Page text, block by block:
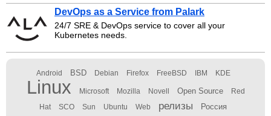
DevOps as a Service from Palark
24/7 SRE & DevOps service to cover all your
Kubernetes needs.
Android BSD Debian Firefox FreeBSD IBM KDE
Linux Microsoft Mozilla Novell Open Source Red
Hat SCO Sun Ubuntu Web релизы Россия